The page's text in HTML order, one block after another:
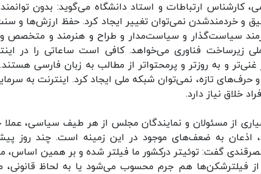
کارشناس ارتباطات و استاد دانشگاه می‌گوید: بدون
و خردمندشدن نمی‌توان تغییر ایجاد کرد. حفظ ارزش‌ها و
سیاست‌گذار و سیاست‌مدار و طراح و هنرمند و متخصص
زیرساخت فناوری می‌خواهد. کافی است ساعاتی را در
غنی‌تر و به روزتر و پرمحتواتر از مطالب به زبان فارسی
و حرف‌های تازه، نمی‌توان شبکه ملی ایجاد کرد. اینترنت به
خلاق نیاز دارد.
از مسئولان و نمایندگان مجلس از هر طیف سیاسی،
اذعان به ضعف‌های موجود در این زمینه است. چند روز
گفت: توئیتر درکشور ما فیلتر شده و بر همین اساس،
فیلترشکن‌ها هم جرم محسوب می‌شود یا به لحاظ